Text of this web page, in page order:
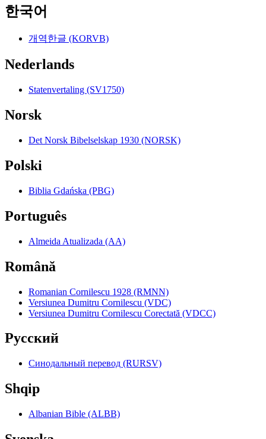
한국어
개역한글 (KORVB)
Nederlands
Statenvertaling (SV1750)
Norsk
Det Norsk Bibelselskap 1930 (NORSK)
Polski
Biblia Gdańska (PBG)
Português
Almeida Atualizada (AA)
Română
Romanian Cornilescu 1928 (RMNN)
Versiunea Dumitru Cornilescu (VDC)
Versiunea Dumitru Cornilescu Corectată (VDCC)
Pyccкий
Синодальный перевод (RURSV)
Shqip
Albanian Bible (ALBB)